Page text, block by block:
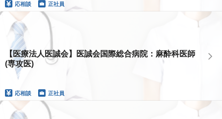
応相談 正社員
【医療法人医誠会】医誠会国際総合病院：麻酔科医師
(専攻医)
応相談 正社員